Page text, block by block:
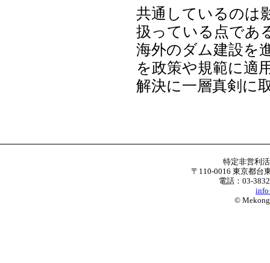
共通しているのは
扱っている点であ
海外のダム建設を
を政策や規範に適
解決に一層真剣に
特定非営利
〒110-0016 東京都台
電話：03-
info
© Mekong